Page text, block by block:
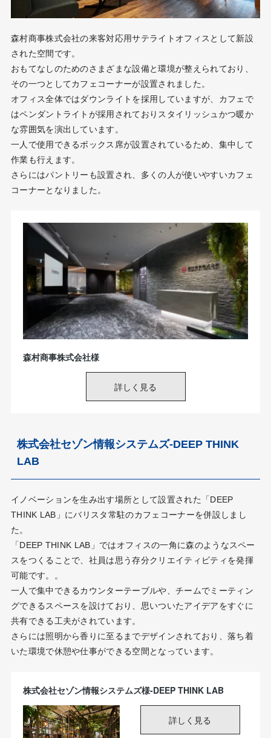
森村商事株式会社の来客対応用サテライトオフィスとして新設
された空間です。
おもてなしのためのさまざまな設備と環境が整えられており、
その一つとしてカフェコーナーが設置されました。
オフィス全体ではダウンライトを採用していますが、カフェで
はペンダントライトが採用されておりスタイリッシュかつ暖か
な雰囲気を演出しています。
一人で使用できるボックス席が設置されているため、集中して
作業も行えます。
さらにはパントリーも設置され、多くの人が使いやすいカフェ
コーナーとなりました。
株式会社セゾン情報システムズ-DEEP THINK
LAB
イノベーションを生み出す場所として設置された「DEEP
THINK LAB」にバリスタ常駐のカフェコーナーを併設しまし
た。
「DEEP THINK LAB」ではオフィスの一角に森のようなスペー
スをつくることで、社員は思う存分クリエイティビティを発揮
可能です。。
一人で集中できるカウンターテーブルや、チームでミーティン
グできるスペースを設けており、思いついたアイデアをすぐに
共有できる工夫がされています。
さらには照明から香りに至るまでデザインされており、落ち着
いた環境で休憩や仕事ができる空間となっています。